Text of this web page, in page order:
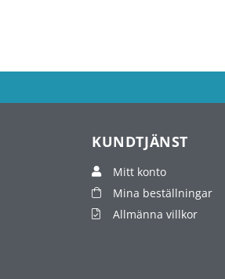
KUNDTJÄNST
Mitt konto
Mina beställningar
Allmänna villkor